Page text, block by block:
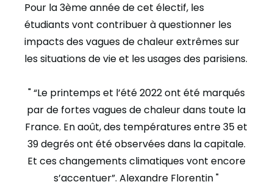
Pour la 3ème année de cet électif, les
étudiants vont contribuer à questionner les
impacts des vagues de chaleur extrêmes sur
les situations de vie et les usages des parisiens.
“Le printemps et l’été 2022 ont été marqués
par de fortes vagues de chaleur dans toute la
France. En août, des températures entre 35 et
39 degrés ont été observées dans la capitale.
Et ces changements climatiques vont encore
s’accentuer”. Alexandre Florentin